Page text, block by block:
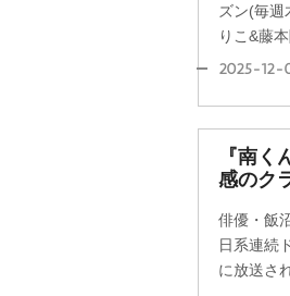
ズン(毎週
りこ&藤
2025-12-
『南
感のク
俳優・飯
日系連続
に放送さ